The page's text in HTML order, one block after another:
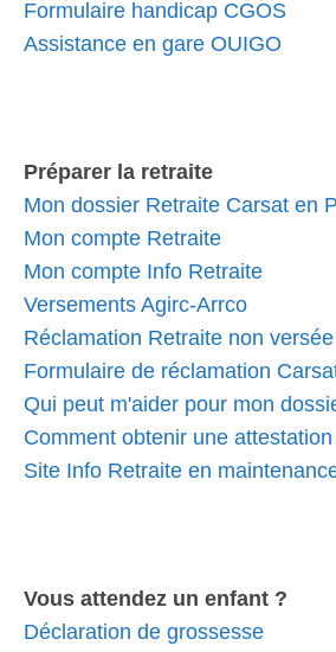
Formulaire handicap CGOS
Assistance en gare OUIGO
Préparer la retraite
Mon dossier Retraite Carsat en
Mon compte Retraite
Mon compte Info Retraite
Versements Agirc-Arrco
Réclamation Retraite non versée
Formulaire de réclamation
Qui peut m'aider pour mon
Comment obtenir une
Site Info Retraite en
Vous attendez un enfant ?
Déclaration de grossesse